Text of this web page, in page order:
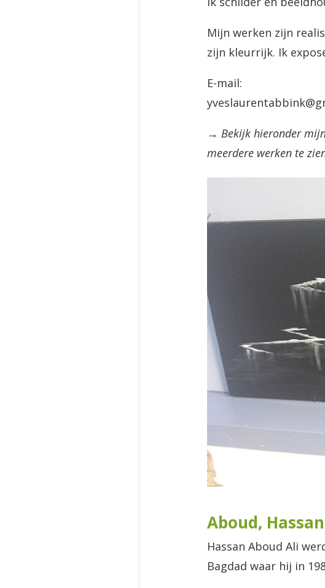
Mijn werken zijn
zijn kleurrijk. Ik
E-mail:
→ Bekijk hieronder
meerdere werken te
Aboud,
Hassan Aboud Ali
Bagdad waar hij in